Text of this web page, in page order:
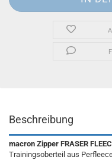
Beschreibung
macron Zipper FRASER
Trainingsoberteil aus